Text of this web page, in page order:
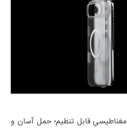
مغناطیسیِ قابل تنظیم؛ حمل آسان و